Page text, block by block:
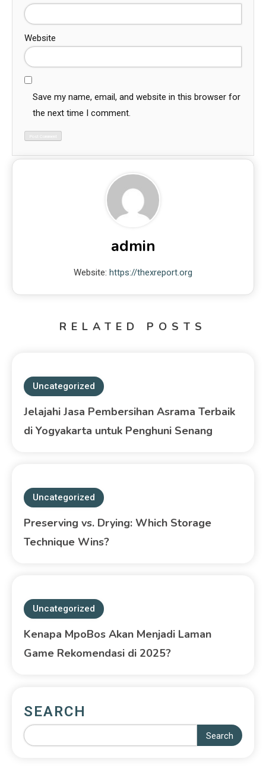
Website
Save my name, email, and website in this browser for
the next time I comment.
admin
Website: https://thexreport.org
RELATED POSTS
Uncategorized
Jelajahi Jasa Pembersihan Asrama Terbaik
di Yogyakarta untuk Penghuni Senang
Uncategorized
Preserving vs. Drying: Which Storage
Technique Wins?
Uncategorized
Kenapa MpoBos Akan Menjadi Laman
Game Rekomendasi di 2025?
SEARCH
Search